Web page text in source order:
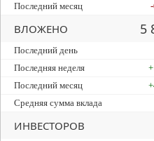
Последний месяц
ВЛОЖЕНО 5
Последний день
Последняя неделя
Последний месяц
Средняя сумма вклада
ИНВЕСТОРОВ